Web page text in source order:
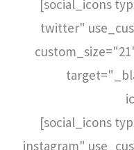
[social_icons
twitter"
[social_icons
instagram"